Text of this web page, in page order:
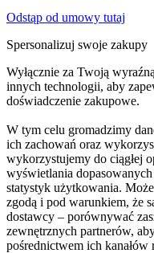
Odstąp od umowy tutaj
Spersonalizuj swoje zakupy
Wyłącznie za Twoją
innych technologii, aby
doświadczenie zakupowe.
W tym celu gromadzimy
ich zachowań oraz
wykorzystujemy do ciągłej
wyświetlania
statystyk użytkowania.
zgodą i pod warunkiem, że
dostawcy – porównywać
zewnętrznych partnerów,
pośrednictwem ich